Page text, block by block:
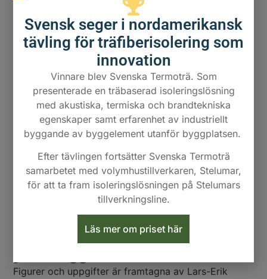
Konstruktioner och mätningar
Ytterväggskonstruktion
För väggkonstruktionen har fuktmätningar utförts
och ingen risk för mögelbildning har registrerats.
Fuktkvoter i den södra
Figurer och uppgifter är framtagna av Lars-Erik
Svensk seger i nordamerikansk
tävling för träfiberisolering som
innovation
Vinnare blev Svenska Termoträ. Som
presenterade en träbaserad isoleringslösning
med akustiska, termiska och brandtekniska
egenskaper samt erfarenhet av industriellt
byggande av byggelement utanför byggplatsen.
Efter tävlingen fortsätter Svenska Termoträ
samarbetet med volymhustillverkaren, Stelumar,
för att ta fram isoleringslösningen på Stelumars
tillverkningsline.
Läs mer om priset här